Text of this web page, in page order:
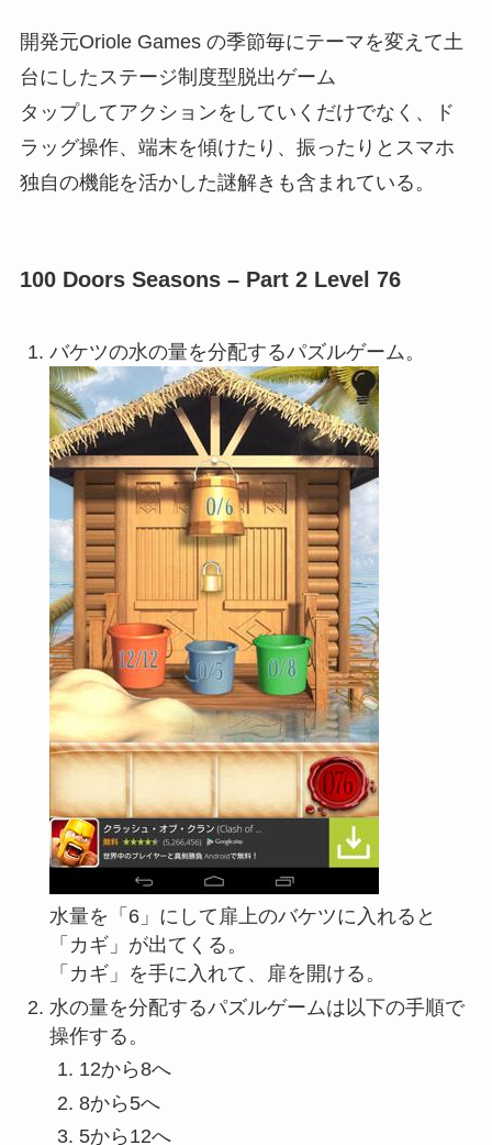
開発元Oriole Games の季節毎にテーマを変えて土
台にしたステージ制度型脱出ゲーム
タップしてアクションをしていくだけでなく、ド
ラッグ操作、端末を傾けたり、振ったりとスマホ
独自の機能を活かした謎解きも含まれている。
100 Doors Seasons – Part 2 Level 76
バケツの水の量を分配するパズルゲーム。
水量を「6」にして扉上のバケツに入れると
「カギ」が出てくる。
「カギ」を手に入れて、扉を開ける。
水の量を分配するパズルゲームは以下の手順で
操作する。
12から8へ
8から5へ
5から12へ